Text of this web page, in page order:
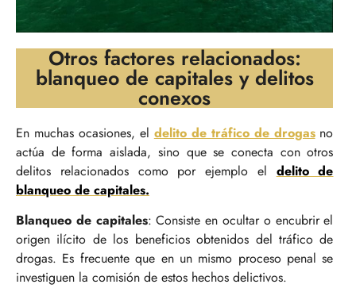
Otros factores relacionados:
blanqueo de capitales y delitos
conexos
En muchas ocasiones, el delito de tráfico de drogas no
actúa de forma aislada, sino que se conecta con otros
delitos relacionados como por ejemplo el delito de
blanqueo de capitales.
Blanqueo de capitales: Consiste en ocultar o encubrir el
origen ilícito de los beneficios obtenidos del tráfico de
drogas. Es frecuente que en un mismo proceso penal se
investiguen la comisión de estos hechos delictivos.